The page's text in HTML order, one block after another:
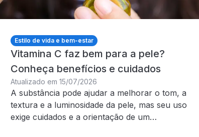
Estilo de vida e bem-estar
Vitamina C faz bem para a pele?
Conheça benefícios e cuidados
Atualizado em 15/07/2026
A substância pode ajudar a melhorar o tom, a
textura e a luminosidade da pele, mas seu uso
exige cuidados e a orientação de um